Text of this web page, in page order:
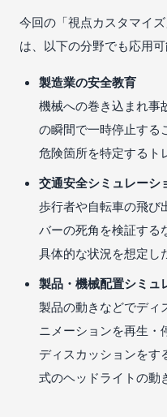
今回の「視点カスタマイ
は、以下の分野でも応用可
製造業の安全教育
機械への巻き込まれ事
の瞬間で一時停止する
危険箇所を特定するト
交通安全シミュレーシ
歩行者や自転車の飛び
バーの死角を検証する
具体的な状況を想定し
製品・機械配置シミュ
製品の動きなどでディ
ニメーションを再生・
ディスカッションをす
式のヘッドライトの動